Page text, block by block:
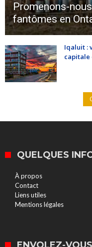
Promenons-
fantômes en
Iqaluit :
capitale
QUELQUES
À propos
Contact
Liens utiles
Mentions légales